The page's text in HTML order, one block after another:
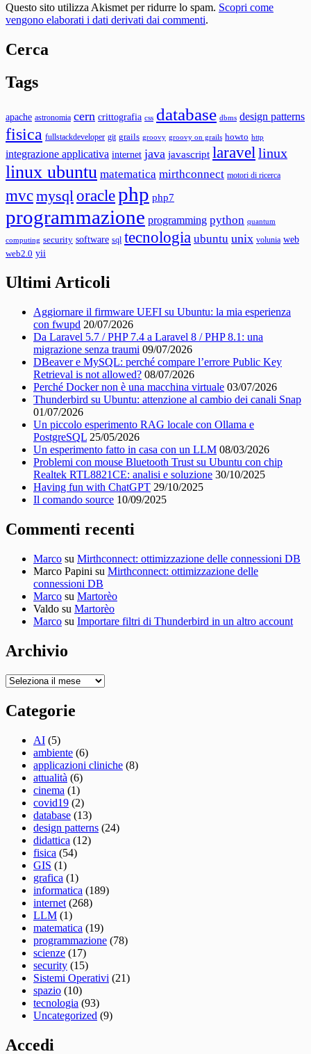
Questo sito utilizza Akismet per ridurre lo spam. Scopri come
vengono elaborati i dati derivati dai commenti.
Cerca
Tags
apache astronomia cern crittografia css database dbms design patterns
fisica fullstackdeveloper git grails groovy groovy on grails howto http
integrazione applicativa internet java javascript laravellinux
linux ubuntu matematica mirthconnect motori di ricerca
mvcmysqloraclephp php7
programmazione programming python quantum
computing security software sql tecnologia ubuntu unix volunia web
web2.0 yii
Ultimi Articoli
Aggiornare il firmware UEFI su Ubuntu: la mia esperienza
con fwupd 20/07/2026
Da Laravel 5.7 / PHP 7.4 a Laravel 8 / PHP 8.1: una
migrazione senza traumi 09/07/2026
DBeaver e MySQL: perché compare l’errore Public Key
Retrieval is not allowed? 08/07/2026
Perché Docker non è una macchina virtuale 03/07/2026
Thunderbird su Ubuntu: attenzione al cambio dei canali Snap
01/07/2026
Un piccolo esperimento RAG locale con Ollama e
PostgreSQL 25/05/2026
Un esperimento fatto in casa con un LLM 08/03/2026
Problemi con mouse Bluetooth Trust su Ubuntu con chip
Realtek RTL8821CE: analisi e soluzione 30/10/2025
Having fun with ChatGPT 29/10/2025
Il comando source 10/09/2025
Commenti recenti
Marco su Mirthconnect: ottimizzazione delle connessioni DB
Marco Papini su Mirthconnect: ottimizzazione delle
connessioni DB
Marco su Martorèo
Valdo su Martorèo
Marco su Importare filtri di Thunderbird in un altro account
Archivio
Archivio
Categorie
AI (5)
ambiente (6)
applicazioni cliniche (8)
attualità (6)
cinema (1)
covid19 (2)
database (13)
design patterns (24)
didattica (12)
fisica (54)
GIS (1)
grafica (1)
informatica (189)
internet (268)
LLM (1)
matematica (19)
programmazione (78)
scienze (17)
security (15)
Sistemi Operativi (21)
spazio (10)
tecnologia (93)
Uncategorized (9)
Accedi